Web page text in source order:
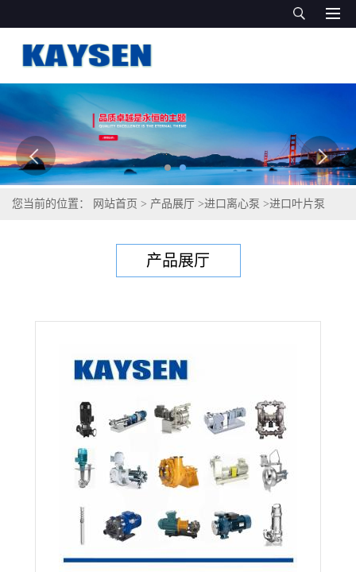
您当前的位置： 网站首页 > 产品展厅 >进口离心泵 >进口叶片泵
产品展厅